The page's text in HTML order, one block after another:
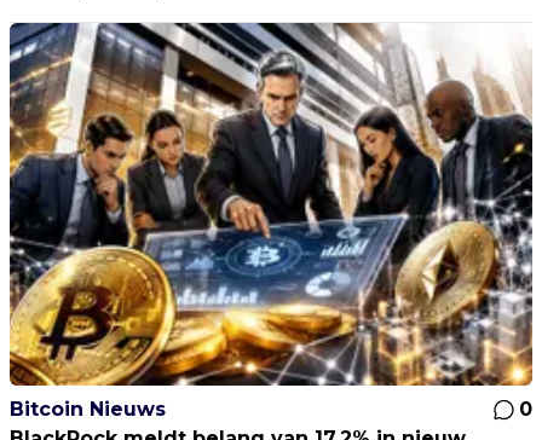
Bitcoin Nieuws
0